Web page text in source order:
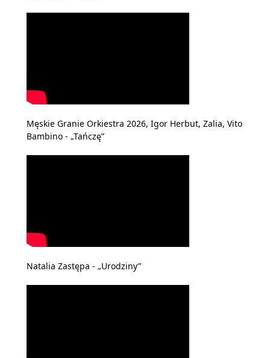
Męskie Granie Orkiestra 2026, Igor Herbut, Zalia, Vito
Bambino - „Tańczę”
Natalia Zastępa - „Urodziny”